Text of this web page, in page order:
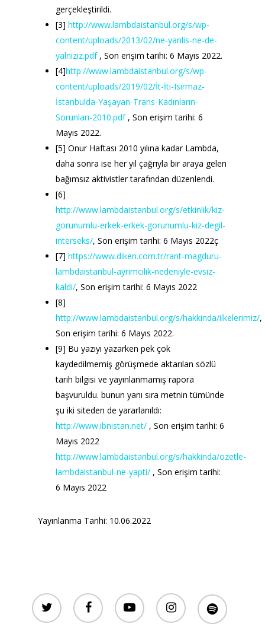
gerçekleştirildi.
[3] http://www.lambdaistanbul.org/s/wp-
content/uploads/2013/02/ne-yanlis-ne-de-
yalniziz.pdf, Son erişim tarihi: 6 Mayıs 2022.
[4]http://www.lambdaistanbul.org/s/wp-
content/uploads/2019/02/İt-İti-Isırmaz-
İstanbulda-Yaşayan-Trans-Kadınların-
Sorunları-2010.pdf, Son erişim tarihi: 6
Mayıs 2022.
[5] Onur Haftası 2010 yılına kadar Lambda,
daha sonra ise her yıl çağrıyla bir araya gelen
bağımsız aktivistler tarafından düzenlendi.
[6]
http://www.lambdaistanbul.org/s/etkinlik/kiz-
gorunumlu-erkek-erkek-gorunumlu-kiz-degil-
interseks/, Son erişim tarihi: 6 Mayıs 2022ç
[7] https://www.diken.com.tr/rant-magduru-
lambdaistanbul-ayrimcilik-nedeniyle-evsiz-
kaldi/, Son erişim tarihi: 6 Mayıs 2022
[8]
http://www.lambdaistanbul.org/s/hakkinda/ilkelerimiz/,
Son erişim tarihi: 6 Mayıs 2022.
[9] Bu yazıyı yazarken pek çok
kaydedilmemiş görüşmede aktarılan sözlü
tarih bilgisi ve yayınlanmamış rapora
başvuruldu. bunun yanı sıra metnin tümünde
şu iki siteden de yararlanıldı:
http://www.ibnistan.net/ , Son erişim tarihi: 6
Mayıs 2022
http://www.lambdaistanbul.org/s/hakkinda/ozetle-
lambdaistanbul-ne-yapti/ , Son erişim tarihi:
6 Mayıs 2022
Yayınlanma Tarihi: 10.06.2022
twitter facebook youtube instagram spotify